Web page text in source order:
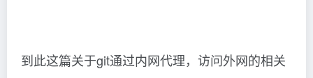
到此这篇关于git通过内网代理，访问外网的相关